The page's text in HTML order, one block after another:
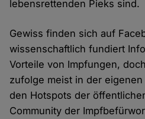
lebensrettenden Pieks sind.
Gewiss finden sich auf
wissenschaftlich fundiert
Vorteile von Impfungen,
zufolge meist in der
den Hotspots der
Community der